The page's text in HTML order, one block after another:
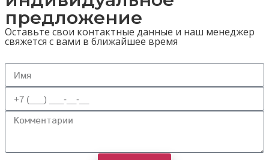
предложение
Оставьте свои контактные данные и наш менеджер
свяжется с вами в ближайшее время